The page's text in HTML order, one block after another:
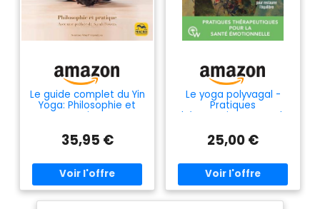
Le guide complet du Yin
Yoga: Philosophie et
pratique
35,95 €
Le yoga polyvagal -
Pratiques
thérapeutiques pour la
25,00 €